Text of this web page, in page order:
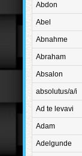
Abdon
Abel
Abnahme
Abraham
Absalon
absolutus/a/i
Ad te levavi
Adam
Adelgunde